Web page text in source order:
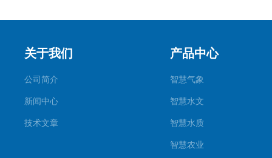
关于我们
公司简介
新闻中心
技术文章
产品中心
智慧气象
智慧水文
智慧水质
智慧农业